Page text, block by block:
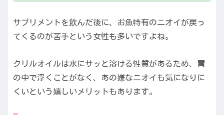
サプリメントを飲んだ後に、お魚特有のニオイが戻っ
てくるのが苦手という女性も多いですよね。
クリルオイルは水にサッと溶ける性質があるため、胃
の中で浮くことがなく、あの嫌なニオイも気になりに
くいという嬉しいメリットもあります。